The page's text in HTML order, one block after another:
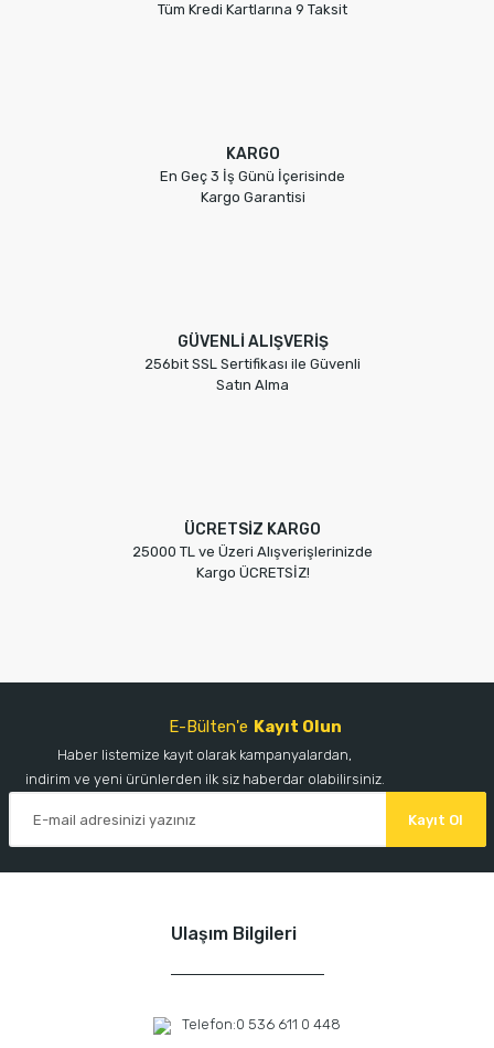
Tüm Kredi Kartlarına 9 Taksit
KARGO
En Geç 3 İş Günü İçerisinde
Kargo Garantisi
GÜVENLİ ALIŞVERİŞ
256bit SSL Sertifikası ile Güvenli
Satın Alma
ÜCRETSİZ KARGO
25000 TL ve Üzeri Alışverişlerinizde
Kargo ÜCRETSİZ!
E-Bülten'e Kayıt Olun
Haber listemize kayıt olarak kampanyalardan,
indirim ve yeni ürünlerden ilk siz haberdar olabilirsiniz.
Kayıt Ol
Ulaşım Bilgileri
Telefon:0 536 611 0 448